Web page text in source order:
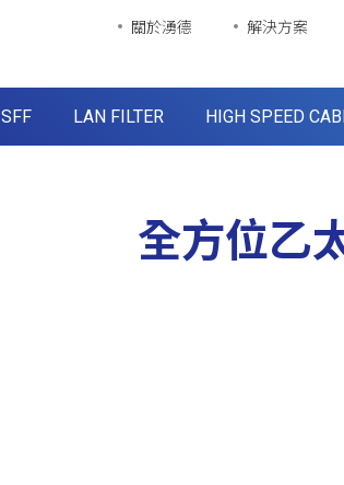
關於湧德 解決方案
SFF LAN FILTER HIGH SPEED
全方位乙